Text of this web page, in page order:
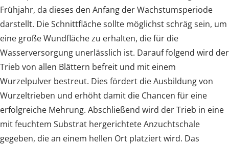
Frühjahr, da dieses den Anfang der Wachstumsperiode
darstellt. Die Schnittfläche sollte möglichst schräg sein, um
eine große Wundfläche zu erhalten, die für die
Wasserversorgung unerlässlich ist. Darauf folgend wird der
Trieb von allen Blättern befreit und mit einem
Wurzelpulver bestreut. Dies fördert die Ausbildung von
Wurzeltrieben und erhöht damit die Chancen für eine
erfolgreiche Mehrung. Abschließend wird der Trieb in eine
mit feuchtem Substrat hergerichtete Anzuchtschale
gegeben, die an einem hellen Ort platziert wird. Das